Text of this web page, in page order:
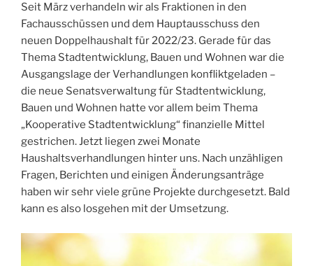
Seit März verhandeln wir als Fraktionen in den
Fachausschüssen und dem Hauptausschuss den
neuen Doppelhaushalt für 2022/23. Gerade für das
Thema Stadtentwicklung, Bauen und Wohnen war die
Ausgangslage der Verhandlungen konfliktgeladen –
die neue Senatsverwaltung für Stadtentwicklung,
Bauen und Wohnen hatte vor allem beim Thema
„Kooperative Stadtentwicklung“ finanzielle Mittel
gestrichen. Jetzt liegen zwei Monate
Haushaltsverhandlungen hinter uns. Nach unzähligen
Fragen, Berichten und einigen Änderungsanträge
haben wir sehr viele grüne Projekte durchgesetzt. Bald
kann es also losgehen mit der Umsetzung.